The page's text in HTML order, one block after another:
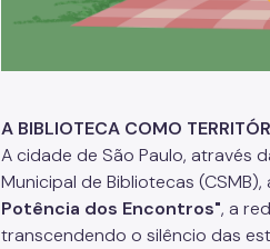
A BIBLIOTECA COMO
A cidade de São Paulo, através
Municipal de Bibliotecas
Potência dos Encontros", a
transcendendo o silêncio das